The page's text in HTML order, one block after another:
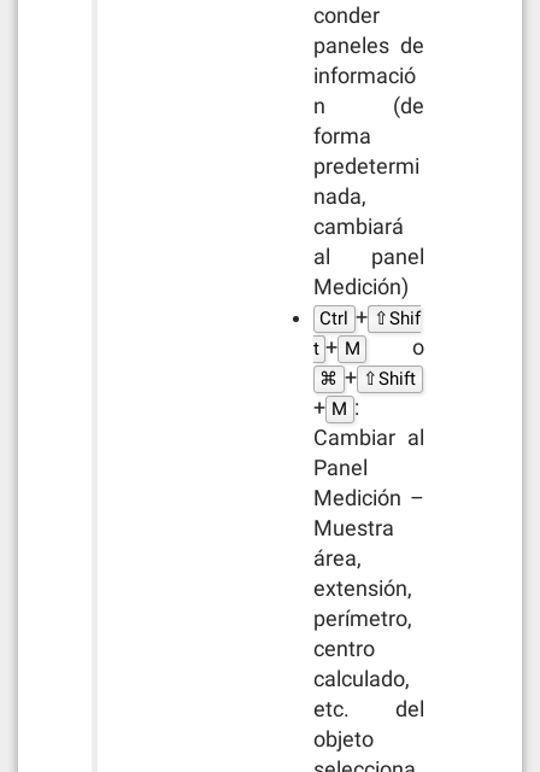
conder
paneles de
informació
n (de
forma
predetermi
nada,
cambiará
al panel
Medición)
Ctrl + ⇧Shif
t + M o
⌘ + ⇧Shift
+ M :
Cambiar al
Panel
Medición –
Muestra
área,
extensión,
perímetro,
centro
calculado,
etc. del
objeto